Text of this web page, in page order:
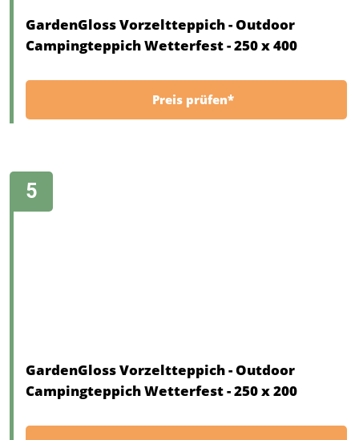
GardenGloss Vorzeltteppich - Outdoor
Campingteppich Wetterfest - 250 x 400
Preis prüfen*
GardenGloss Vorzeltteppich - Outdoor
Campingteppich Wetterfest - 250 x 200